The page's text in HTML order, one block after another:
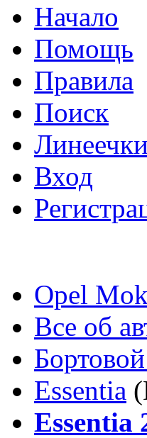
Начало
Помощь
Правила
Поиск
Линеечки
Вход
Opel
Все об
Essentia
Essentia